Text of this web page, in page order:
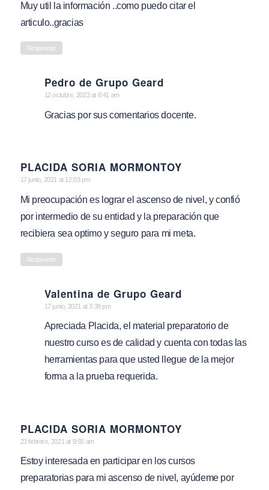
Muy util la información ..como puedo citar el
articulo..gracias
Responder
Pedro de Grupo Geard
says:
12 octubre, 2023 at 8:41 am
Gracias por sus comentarios docente.
PLACIDA SORIA MORMONTOY
says:
17 junio, 2021 at 12:03 pm
Mi preocupación es lograr el ascenso de nivel, y confió
por intermedio de su entidad y la preparación que
recibiera sea optimo y seguro para mi meta.
Responder
Valentina de Grupo Geard
says:
17 junio, 2021 at 3:39 pm
Apreciada Placida, el material preparatorio de
nuestro curso es de calidad y cuenta con todas las
herramientas para que usted llegue de la mejor
forma a la prueba requerida.
PLACIDA SORIA MORMONTOY
says:
23 febrero, 2021 at 9:55 am
Estoy interesada en participar en los cursos
preparatorias para mi ascenso de nivel, ayúdeme por